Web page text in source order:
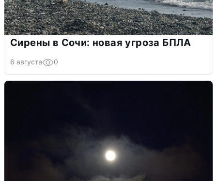
Сирены в Сочи: новая угроза БПЛА
6 августа 0